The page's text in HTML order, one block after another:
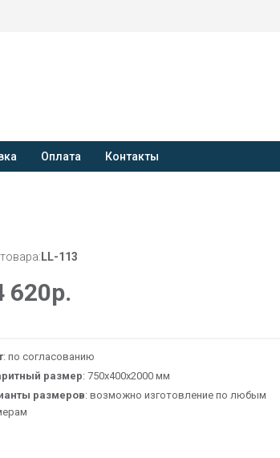
Оплата Контакты
LL-113
620р.
: по согласованию
размер: 750х400х2000 мм
размеров: возможно изготовление по любым